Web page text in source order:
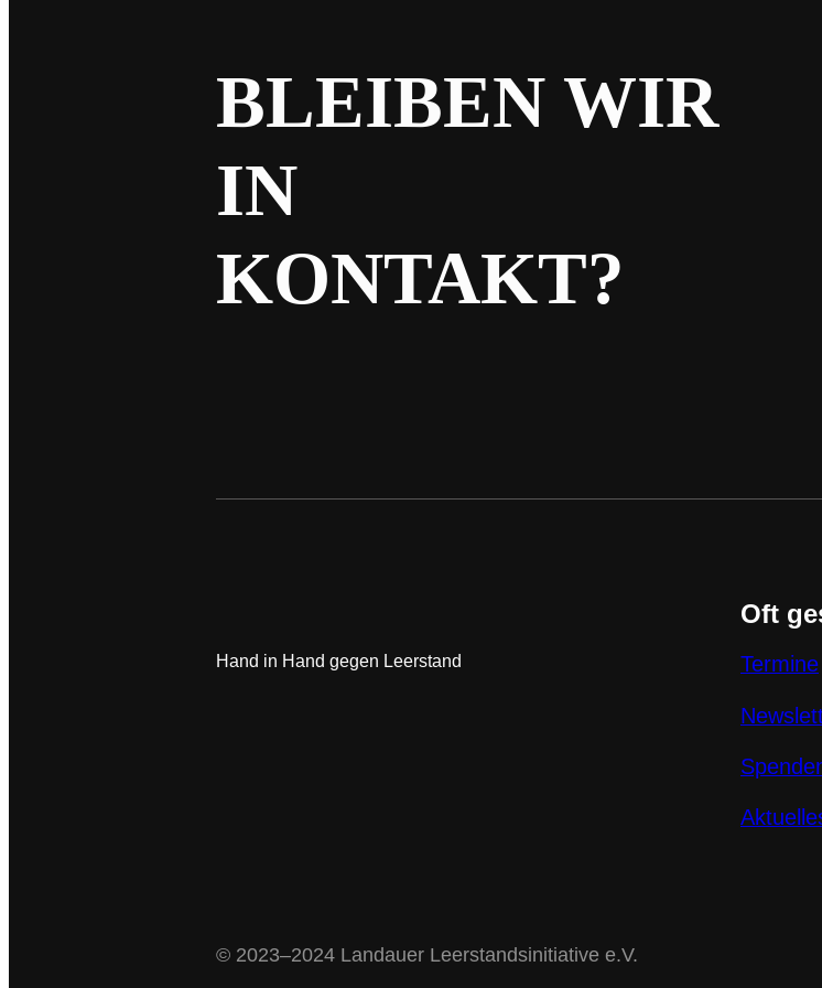
BLEIBEN WIR
IN
KONTAKT?
Hand in Hand gegen Leerstand
Oft
Termine
© 2023–2024 Landauer Leerstandsinitiative e.V.